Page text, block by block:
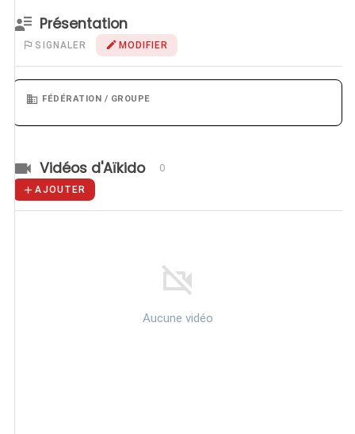
Présentation
SIGNALER MODIFIER
FÉDÉRATION / GROUPE
Vidéos d'Aïkido 0
AJOUTER
Aucune vidéo